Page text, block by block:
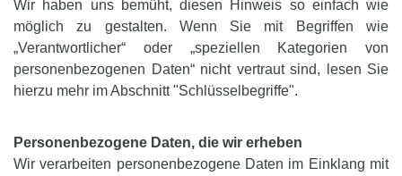
Wir haben uns bemüht, diesen Hinweis so einfach wie
möglich zu gestalten. Wenn Sie mit Begriffen wie
„Verantwortlicher“ oder „speziellen Kategorien von
personenbezogenen Daten“ nicht vertraut sind, lesen Sie
hierzu mehr im Abschnitt "Schlüsselbegriffe".
Personenbezogene Daten, die wir erheben
Wir verarbeiten personenbezogene Daten im Einklang mit